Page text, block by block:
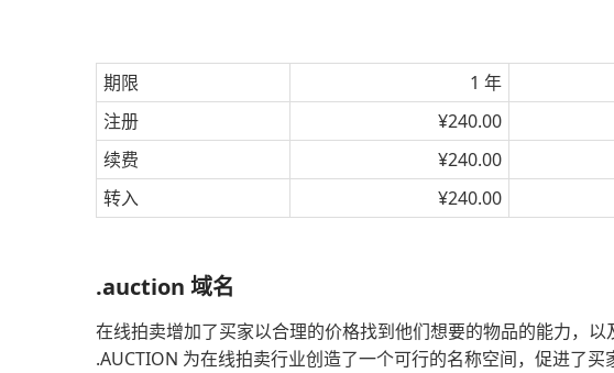
期限 1 年
注册
¥240.00
续费
¥240.00
转入
¥240.00
.auction 域名
在线拍卖增加了买家以合理的价格找到他们想要的物品的能力，以
.AUCTION 为在线拍卖行业创造了一个可行的名称空间，促进了